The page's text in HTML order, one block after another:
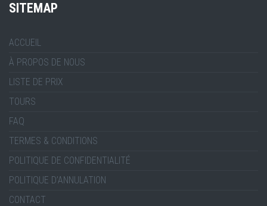
SITEMAP
ACCUEIL
À PROPOS DE NOUS
LISTE DE PRIX
TOURS
FAQ
TERMES & CONDITIONS
POLITIQUE DE CONFIDENTIALITÉ
POLITIQUE D’ANNULATION
CONTACT